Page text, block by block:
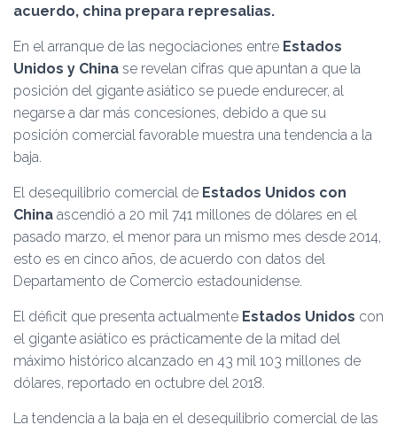
acuerdo, china prepara represalias.
En el arranque de las negociaciones entre Estados
Unidos y China se revelan cifras que apuntan a que la
posición del gigante asiático se puede endurecer, al
negarse a dar más concesiones, debido a que su
posición comercial favorable muestra una tendencia a la
baja.
El desequilibrio comercial de Estados Unidos con
China ascendió a 20 mil 741 millones de dólares en el
pasado marzo, el menor para un mismo mes desde 2014,
esto es en cinco años, de acuerdo con datos del
Departamento de Comercio estadounidense.
El déficit que presenta actualmente Estados Unidos con
el gigante asiático es prácticamente de la mitad del
máximo histórico alcanzado en 43 mil 103 millones de
dólares, reportado en octubre del 2018.
La tendencia a la baja en el desequilibrio comercial de las